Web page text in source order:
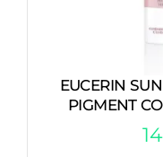
EUCERIN
PIGMENT